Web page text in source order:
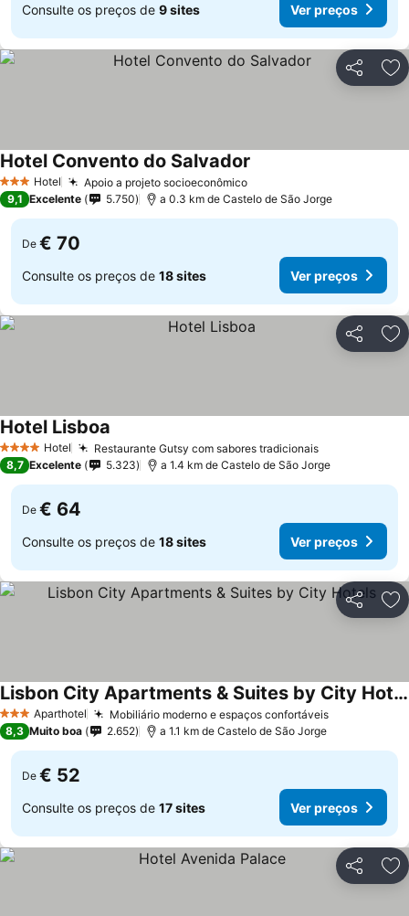
Consulte os preços de 9 sites Ver preços
Partilhar
3 EstrelasHotel Apoio a projeto socioeconômico
Hotel Convento do Salvador
9,1 Excelente 5.750 a 0.3 km de Castelo de São Jorge
De € 70
Consulte os preços de 18 sites Ver preços
Partilhar
4 EstrelasHotel Restaurante Gutsy com sabores tradicionais
Hotel Lisboa
8,7 Excelente 5.323 a 1.4 km de Castelo de São Jorge
De € 64
Consulte os preços de 18 sites Ver preços
Partilhar
3 EstrelasAparthotel Mobiliário moderno e espaços confortáveis
Lisbon City Apartments & Suites by City Hotels
8,3 Muito boa 2.652 a 1.1 km de Castelo de São Jorge
De € 52
Consulte os preços de 17 sites Ver preços
Partilhar